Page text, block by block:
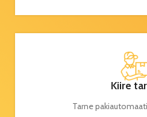
Kiire
Tarne